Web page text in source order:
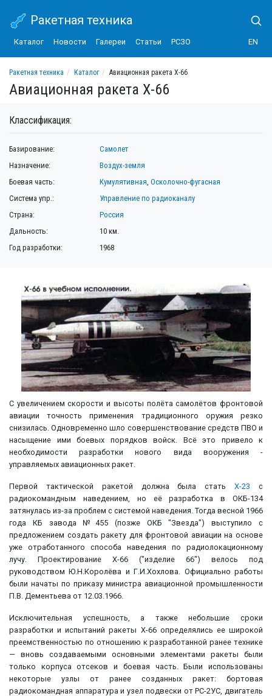
Ракетная техника
Каталог Новости Галереи Статьи РСЗО EN
Ракетная техника Каталог Авиационная ракета Х-66
Авиационная ракета Х-66
С увеличением скорости и высоты полёта самолётов фронтовой
авиации точность применения традиционного оружия резко
снизилась. Одновременно шло совершенствование средств ПВО и
насыщение ими боевых порядков войск. Всё это привело к
необходимости разработки нового вида вооружения -
управляемых авиационных ракет.
Первой тактической ракетой должна была статьХ-23 с
радиокомандным наведением, но её разработка в ОКБ-134
затянулась из-за проблем с системой наведения. Тогда весной 1966
года КБ завода №455 (позже ОКБ "Звезда") выступило с
предложением создать ракету для фронтовой авиации на основе
уже отработанного способа наведения по радиолокационному
лучу. Проектирование Х-66 ("изделие 66") велось под
руководством Ю.Н.Королёва и Г.И.Хохлова. Официально работы
были начаты по приказу министра авиационной промышленности
П.В. Дементьева от 12.03.1966.
Исключительная успешность, а также небольшие сроки
разработки и испытаний ракеты Х-66 определялись ее широкой
преемственностью по отношению к разработанной ранее технике
— вновь создаваемыми основными элементами ракеты были
только корпуса отсеков и боевая часть. Были использованы
некоторые узлы от ранее созданных ракет: бортовая
радиокомандная аппаратура и узел подвески от РС-2УС, двигатель
Классификация:
Базирование:
Самолет
Назначение:
Воздух-земля
Боевая часть:
Кумулятивная,Осколочно-фугасная
Система упр.:
Управление по радиоканалу
Страна:
Россия
Дальность:
10 км.
Год разработки:
1968